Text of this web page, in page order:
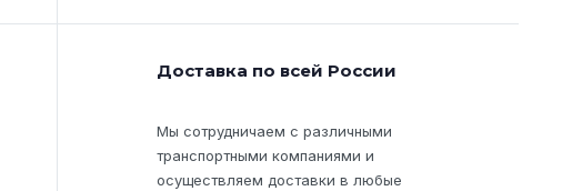
Доставка по всей России
Мы сотрудничаем с различными
транспортными компаниями и
осуществляем доставки в любые